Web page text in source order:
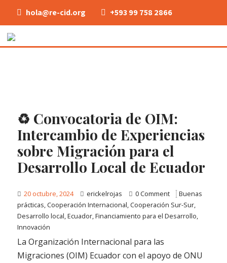
hola@re-cid.org +593 99 758 2866
♻️ Convocatoria de OIM:
Intercambio de Experiencias
sobre Migración para el
Desarrollo Local de Ecuador
20 octubre, 2024 erickelrojas 0 Comment
Buenas
prácticas, Cooperación Internacional, Cooperación Sur-Sur,
Desarrollo local,Ecuador,Financiamiento para el Desarrollo,
Innovación
La Organización Internacional para las
Migraciones (OIM) Ecuador con el apoyo de ONU